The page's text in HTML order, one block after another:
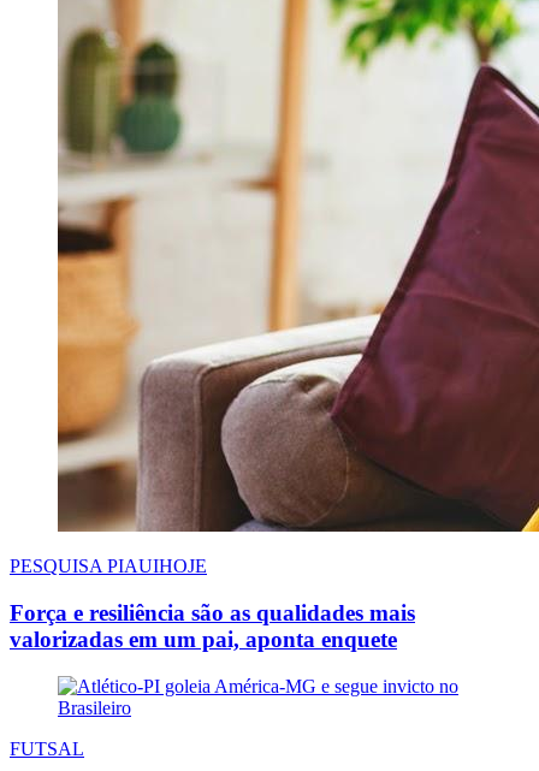
PESQUISA PIAUIHOJE
Força e resiliência são as qualidades mais
valorizadas em um pai, aponta enquete
FUTSAL